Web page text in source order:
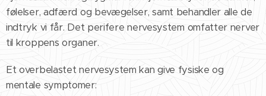
følelser, adfærd og bevægelser, samt behandler alle de
indtryk vi får. Det perifere nervesystem omfatter nerver
til kroppens organer.
Et overbelastet nervesystem kan give fysiske og
mentale symptomer: